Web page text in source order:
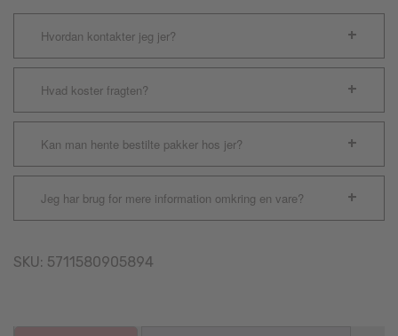
Hvordan kontakter jeg jer?
Hvad koster fragten?
Kan man hente bestilte pakker hos jer?
Jeg har brug for mere information omkring en vare?
SKU: 5711580905894